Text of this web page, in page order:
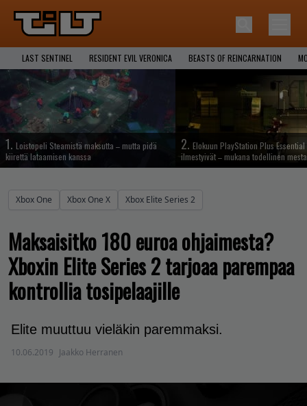
LAST SENTINEL RESIDENT EVIL VERONICA BEASTS OF REINCARNATION
1. Loistopeli Steamistä maksutta – mutta pidä
kiirettä lataamisen kanssa
2. Elokuun PlayStation Plus
ilmestyivät – mukana todellinen
Xbox One Xbox One X Xbox Elite Series 2
Maksaisitko 180 euroa ohjaimesta?
Xboxin Elite Series 2 tarjoaa parempaa
kontrollia tosipelaajille
Elite muuttuu vieläkin paremmaksi.
10.06.2019 Jaakko Herranen